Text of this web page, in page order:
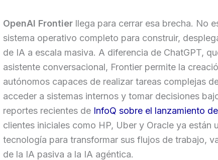
OpenAI Frontier llega para cerrar esa brecha. No
sistema operativo completo para construir,
de IA a escala masiva. A diferencia de ChatGPT,
asistente conversacional, Frontier permite la
autónomos capaces de realizar tareas complejas
acceder a sistemas internos y tomar decisiones
reportes recientes de InfoQ sobre el lanzamiento
clientes iniciales como HP, Uber y Oracle ya están
tecnología para transformar sus flujos de trabajo,
de la IA pasiva a la IA agéntica.